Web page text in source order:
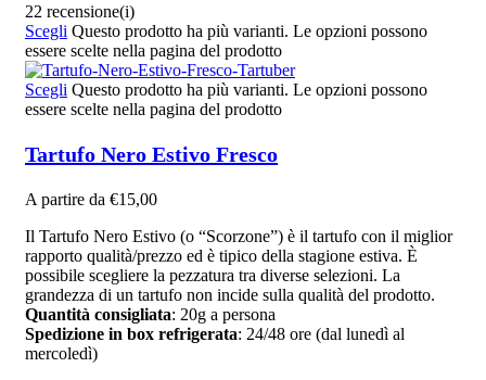
22 recensione(i)
Scegli Questo prodotto ha più varianti. Le opzioni possono
essere scelte nella pagina del prodotto
Scegli Questo prodotto ha più varianti. Le opzioni possono
essere scelte nella pagina del prodotto
Tartufo Nero Estivo Fresco
A partire da €15,00
Il Tartufo Nero Estivo (o “Scorzone”) è il tartufo con il miglior
rapporto qualità/prezzo ed è tipico della stagione estiva. È
possibile scegliere la pezzatura tra diverse selezioni. La
grandezza di un tartufo non incide sulla qualità del prodotto.
Quantità consigliata: 20g a persona
Spedizione in box refrigerata: 24/48 ore (dal lunedì al
mercoledì)